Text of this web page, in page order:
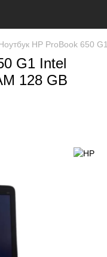
HP ProBook 650
G1 Intel
128 GB